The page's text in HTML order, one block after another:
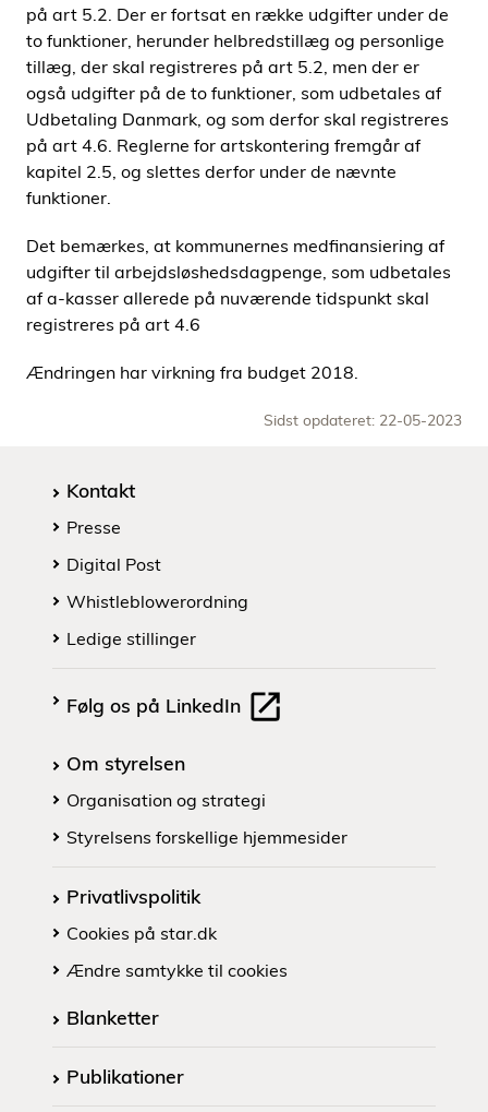
på art 5.2. Der er fortsat en række udgifter under de
to funktioner, herunder helbredstillæg og personlige
tillæg, der skal registreres på art 5.2, men der er
også udgifter på de to funktioner, som udbetales af
Udbetaling Danmark, og som derfor skal registreres
på art 4.6. Reglerne for artskontering fremgår af
kapitel 2.5, og slettes derfor under de nævnte
funktioner.
Det bemærkes, at kommunernes medfinansiering af
udgifter til arbejdsløshedsdagpenge, som udbetales
af a-kasser allerede på nuværende tidspunkt skal
registreres på art 4.6
Ændringen har virkning fra budget 2018.
Sidst opdateret: 22-05-2023
Kontakt
Presse
Digital Post
Whistleblowerordning
Ledige stillinger
Følg os på LinkedIn
Om styrelsen
Organisation og strategi
Styrelsens forskellige hjemmesider
Privatlivspolitik
Cookies på star.dk
Ændre samtykke til cookies
Blanketter
Publikationer